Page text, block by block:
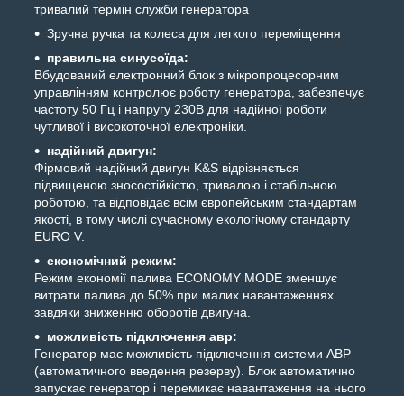
тривалий термін служби генератора
Зручна ручка та колеса для легкого переміщення
правильна синусоїда:
Вбудований електронний блок з мікропроцесорним
управлінням контролює роботу генератора, забезпечує
частоту 50 Гц і напругу 230В для надійної роботи
чутливої і високоточної електроніки.
надійний двигун:
Фірмовий надійний двигун K&S відрізняється
підвищеною зносостійкістю, тривалою і стабільною
роботою, та відповідає всім європейським стандартам
якості, в тому числі сучасному екологічому стандарту
EURO V.
економічний режим:
Режим економії палива ECONOMY MODE зменшує
витрати палива до 50% при малих навантаженнях
завдяки зниженню оборотів двигуна.
можливість підключення авр:
Генератор має можливість підключення системи АВР
(автоматичного введення резерву). Блок автоматично
запускає генератор і перемикає навантаження на нього